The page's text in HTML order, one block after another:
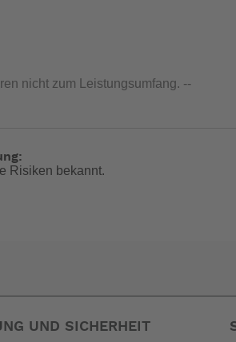
nicht zum Leistungsumfang. --
Risiken bekannt.
UND SICHERHEIT